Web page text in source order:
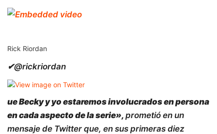
Rick Riordan
✔@rickriordan
ue Becky y yo estaremos involucrados en persona
en cada aspecto de la serie», prometió en un
mensaje de Twitter que, en sus primeras diez